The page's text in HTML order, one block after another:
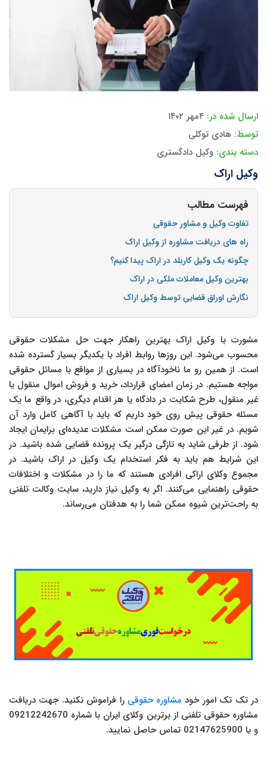
ارسال شده در: ۴مهر ۱۴۰۲
توسط: هادی توکلی
دسته بندی: وکیل دادگستری
وکیل اراک
فهرست مطالب
تفاوت وکیل و مشاور حقوقی
راه های دریافت مشاوره از وکیل اراک
چگونه یک وکیل کاربلد در اراک پیدا کنیم؟
بهترین وکیل معاملات ملکی در اراک
نگارش اوراق قضایی توسط وکیل اراک
مشورت با وکیل اراک بهترین راهکار جهت حل مشکلات حقوقی
محسوب می‌شود. این روزها روابط افراد با یکدیگر بسیار گسترده شده
است. از همین رو ما ناخودآگاه در بسیاری از مواقع با مسائل حقوقی
مواجه هستیم. در زمان امضای قرارداد، خرید و فروش اموال منقول یا
غیر منقول، طرح شکایت در دادگاه یا هر اقدام دیگری، در واقع ما یک
مسئله حقوقی پیش روی خود داریم که باید با آگاهی کامل وارد آن
شویم. در غیر این صورت ممکن است مشکلات عدیده‌ای برایمان ایجاد
شود. از طرفی شاید به تازگی درگیر یک پرونده قضایی شده باشید. در
این شرایط هم باید به فکر استخدام یک وکیل در اراک باشید. در
مجموع وکلای اراکی افرادی هستند که ما را در مشکلات و اختلافات
حقوقی راهنمایی می‌کنند. اگر به وکیل نیاز دارید، سایت وکالت تلفنی
به راحت‌ترین شیوه ممکن شما را به هدفتان می‌رساند.
در تک تک امور خود مشاوره حقوقی را فراموش نکنید. جهت دریافت
مشاوره حقوقی تلفنی از برترین وکلای ایران با شماره 09212242670
و یا 02147625900 تماس حاصل نمایید.